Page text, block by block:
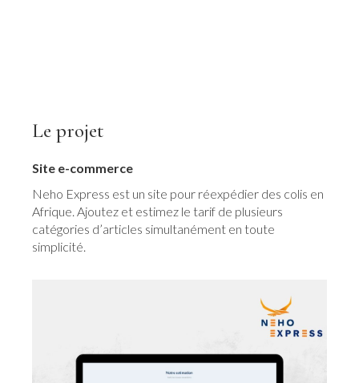
Le projet
Site e-commerce
Neho Express est un site pour réexpédier des colis en
Afrique. Ajoutez et estimez le tarif de plusieurs
catégories d’articles simultanément en toute
simplicité.